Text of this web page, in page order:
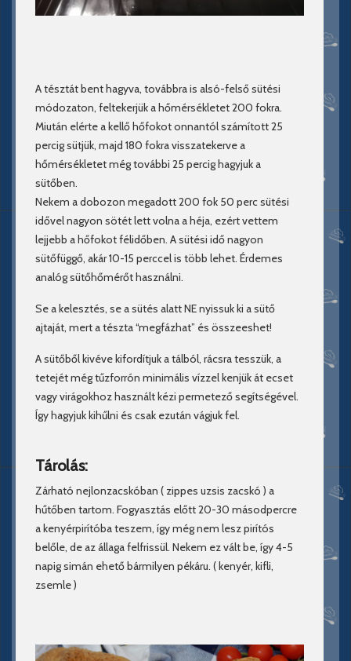
A tésztát bent hagyva, továbbra is alsó-felső sütési
módozaton, feltekerjük a hőmérsékletet 200 fokra.
Miután elérte a kellő hőfokot onnantól számított 25
percig sütjük, majd 180 fokra visszatekerve a
hőmérsékletet még további 25 percig hagyjuk a
sütőben.
Nekem a dobozon megadott 200 fok 50 perc sütési
idővel nagyon sötét lett volna a héja, ezért vettem
lejjebb a hőfokot félidőben. A sütési idő nagyon
sütőfüggő, akár 10-15 perccel is több lehet. Érdemes
analóg sütőhőmérőt használni.
Se a kelesztés, se a sütés alatt NE nyissuk ki a sütő
ajtaját, mert a tészta “megfázhat” és összeeshet!
A sütőből kivéve kifordítjuk a tálból, rácsra tesszük, a
tetejét még tűzforrón minimális vízzel kenjük át ecset
vagy virágokhoz használt kézi permetező segítségével.
Így hagyjuk kihűlni és csak ezután vágjuk fel.
Tárolás:
Zárható nejlonzacskóban ( zippes uzsis zacskó ) a
hűtőben tartom. Fogyasztás előtt 20-30 másodpercre
a kenyérpirítóba teszem, így még nem lesz pirítós
belőle, de az állaga felfrissül. Nekem ez vált be, így 4-5
napig simán ehető bármilyen pékáru. ( kenyér, kifli,
zsemle )